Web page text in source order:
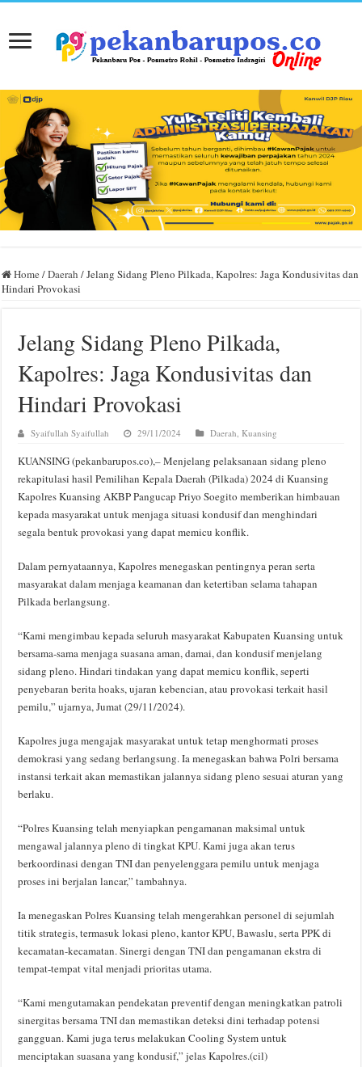
Home /Daerah /Jelang Sidang Pleno Pilkada, Kapolres: Jaga Kondusivitas dan
Hindari Provokasi
Jelang Sidang Pleno Pilkada,
Kapolres: Jaga Kondusivitas dan
Hindari Provokasi
Syaifullah Syaifullah 29/11/2024 Daerah Kuansing
KUANSING (pekanbarupos.co),– Menjelang pelaksanaan sidang pleno
rekapitulasi hasil Pemilihan Kepala Daerah (Pilkada) 2024 di Kuansing
Kapolres Kuansing AKBP Pangucap Priyo Soegito memberikan himbauan
kepada masyarakat untuk menjaga situasi kondusif dan menghindari
segala bentuk provokasi yang dapat memicu konflik.
Dalam pernyataannya, Kapolres menegaskan pentingnya peran serta
masyarakat dalam menjaga keamanan dan ketertiban selama tahapan
Pilkada berlangsung.
“Kami mengimbau kepada seluruh masyarakat Kabupaten Kuansing untuk
bersama-sama menjaga suasana aman, damai, dan kondusif menjelang
sidang pleno. Hindari tindakan yang dapat memicu konflik, seperti
penyebaran berita hoaks, ujaran kebencian, atau provokasi terkait hasil
pemilu,” ujarnya, Jumat (29/11/2024).
Kapolres juga mengajak masyarakat untuk tetap menghormati proses
demokrasi yang sedang berlangsung. Ia menegaskan bahwa Polri bersama
instansi terkait akan memastikan jalannya sidang pleno sesuai aturan yang
berlaku.
“Polres Kuansing telah menyiapkan pengamanan maksimal untuk
mengawal jalannya pleno di tingkat KPU. Kami juga akan terus
berkoordinasi dengan TNI dan penyelenggara pemilu untuk menjaga
proses ini berjalan lancar,” tambahnya.
Ia menegaskan Polres Kuansing telah mengerahkan personel di sejumlah
titik strategis, termasuk lokasi pleno, kantor KPU, Bawaslu, serta PPK di
kecamatan-kecamatan. Sinergi dengan TNI dan pengamanan ekstra di
tempat-tempat vital menjadi prioritas utama.
“Kami mengutamakan pendekatan preventif dengan meningkatkan patroli
sinergitas bersama TNI dan memastikan deteksi dini terhadap potensi
gangguan. Kami juga terus melakukan Cooling System untuk
menciptakan suasana yang kondusif,” jelas Kapolres.(cil)